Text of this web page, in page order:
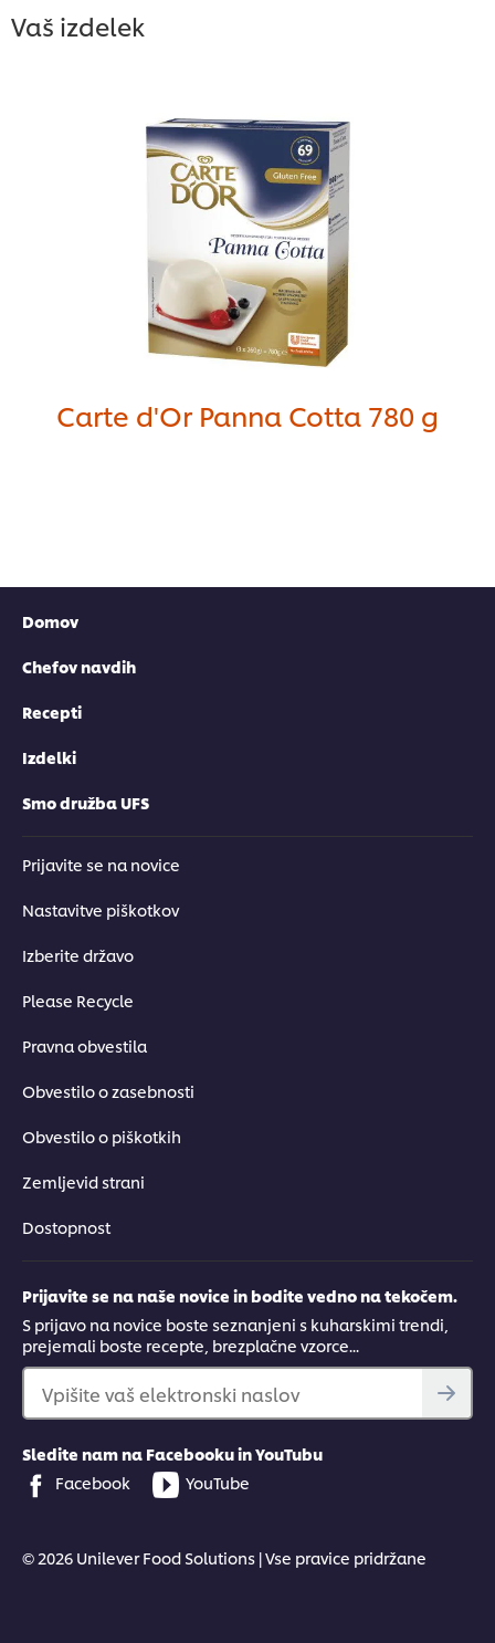
Vaš izdelek
Carte d'Or Panna Cotta 780 g
Domov
Chefov navdih
Recepti
Izdelki
Smo družba UFS
Prijavite se na novice
Nastavitve piškotkov
Izberite državo
Please Recycle
Pravna obvestila
Obvestilo o zasebnosti
Obvestilo o piškotkih
Zemljevid strani
Dostopnost
Prijavite se na naše novice in bodite vedno na tekočem.
S prijavo na novice boste seznanjeni s kuharskimi trendi,
prejemali boste recepte, brezplačne vzorce...
Vpišite vaš elektronski naslov
Sledite nam na Facebooku in YouTubu
Facebook
YouTube
© 2026 Unilever Food Solutions | Vse pravice pridržane